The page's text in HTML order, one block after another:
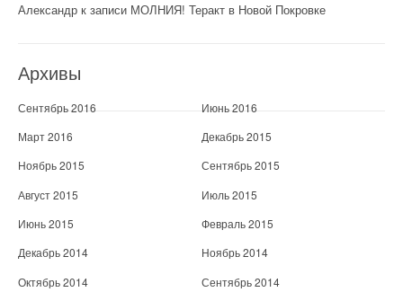
Александр к записи МОЛНИЯ! Теракт в Новой Покровке
Архивы
Сентябрь 2016
Июнь 2016
Март 2016
Декабрь 2015
Ноябрь 2015
Сентябрь 2015
Август 2015
Июль 2015
Июнь 2015
Февраль 2015
Декабрь 2014
Ноябрь 2014
Октябрь 2014
Сентябрь 2014